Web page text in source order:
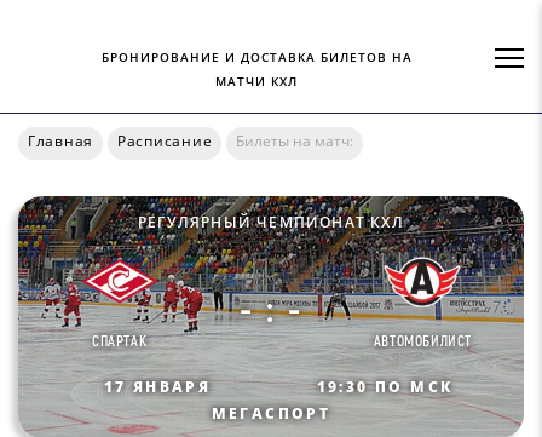
БРОНИРОВАНИЕ И ДОСТАВКА БИЛЕТОВ НА
МАТЧИ КХЛ
Главная Расписание Билеты на матч:
РЕГУЛЯРНЫЙ ЧЕМПИОНАТ КХЛ
СПАРТАК
- : -
АВТОМОБИЛИСТ
17 ЯНВАРЯ
19:30 ПО МСК
МЕГАСПОРТ